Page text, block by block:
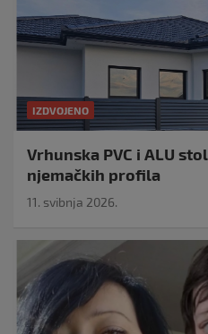
IZDVOJENO
Vrhunska PVC i ALU
njemačkih profila
11. svibnja 2026.